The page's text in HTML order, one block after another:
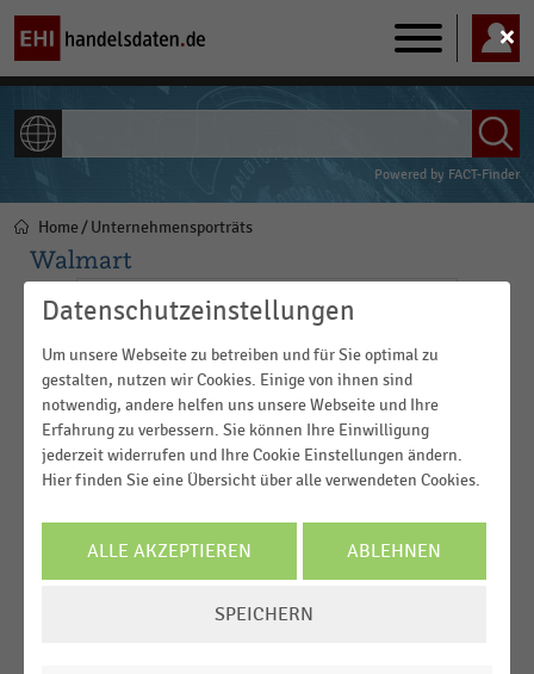
Main
navigation
Powered by FACT-Finder
Pfadnavigation
Home Unternehmensporträts
Walmart
Walmart Inc. mit Sitz in Bentonville (Arkansas, USA) ist der
weltweit größte Einzelhandelskonzern. Das 1962 gegründete
Unternehmen ist seit 1970 an der Börse und seit 1972 an der
NYSE gelistet. Walmart beschäftigt weltweit über zwei
Datenschutzeinstellungen
Um unsere Webseite zu betreiben und für Sie optimal zu
gestalten, nutzen wir Cookies. Einige von ihnen sind
notwendig, andere helfen uns unsere Webseite und Ihre
Erfahrung zu verbessern. Sie können Ihre Einwilligung
jederzeit widerrufen und Ihre Cookie Einstellungen ändern.
Hier finden Sie eine Übersicht über alle verwendeten Cookies.
ALLE AKZEPTIEREN ABLEHNEN
SPEICHERN